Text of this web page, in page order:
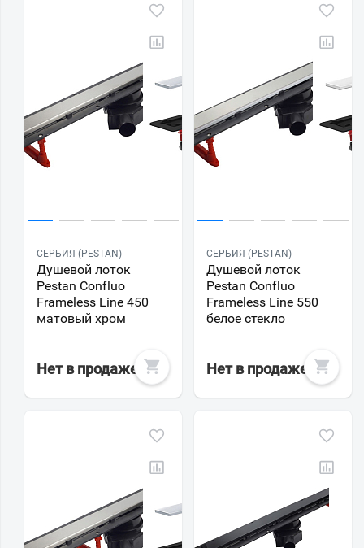
СЕРБИЯ (PESTAN)
Душевой лоток
Pestan Confluo
Frameless Line 450
матовый хром
Нет в продаже
СЕРБИЯ (PESTAN)
Душевой лоток
Pestan Confluo
Frameless Line 550
белое стекло
Нет в продаже